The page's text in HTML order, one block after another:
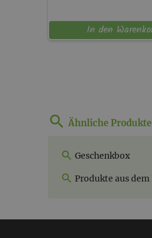
In den
Ähnliche
Geschenkbox
Produkte aus